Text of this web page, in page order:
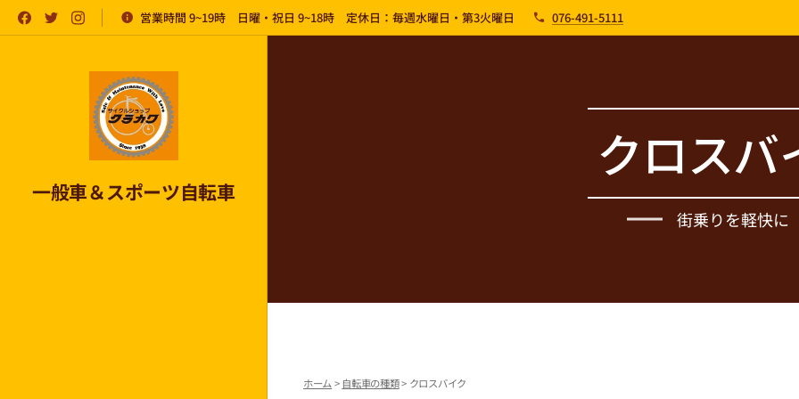
営業時間 9~19時 日曜・祝日 9~18時 定休日：毎週水曜日・第3火曜日 076-491-5111
一般車＆スポーツ自転車
クロスバ
街乗りを軽快に
ホーム > 自転車の種類> クロスバイク